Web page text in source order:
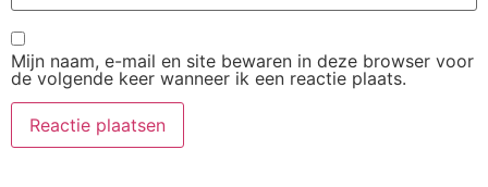
Mijn naam, e-mail en site bewaren in deze browser voor
de volgende keer wanneer ik een reactie plaats.